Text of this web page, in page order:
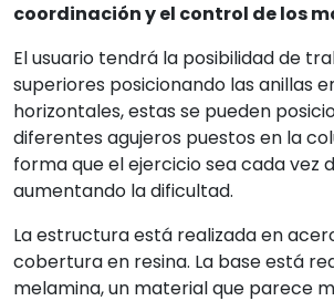
coordinación y el control de los
El usuario tendrá la posibilidad de
superiores posicionando las anillas
horizontales, estas se pueden
diferentes agujeros puestos en la
forma que el ejercicio sea cada vez
aumentando la dificultad.
La estructura está realizada en
cobertura en resina. La base está
melamina, un material que parece